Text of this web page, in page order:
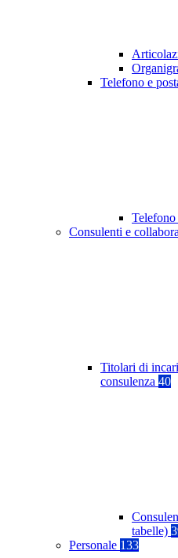
Telefono e
Telefono
Consulenti e
Titolari di
consulenza 40
tabelle)
Personale 133